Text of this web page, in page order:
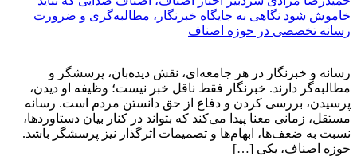
خاموش شود نگاهی به جایگاه خبرنگار، مطالبه‌گری و ضرورت
رسانه تخصصی در حوزه اصناف
رسانه و خبرنگار در هر جامعه‌ای، نقش دیده‌بان، پرسشگر و
مطالبه‌گر دارند. خبرنگار فقط ناقل خبر نیست؛ وظیفه او دیدن،
پرسیدن، بررسی کردن و دفاع از حق دانستن مردم است. رسانه
مستقل، زمانی معنا پیدا می‌کند که بتواند در کنار بیان دستاوردها،
نسبت به ضعف‌ها، ابهام‌ها و تصمیمات اثرگذار نیز پرسشگر باشد.
حوزه اصناف، یکی […]